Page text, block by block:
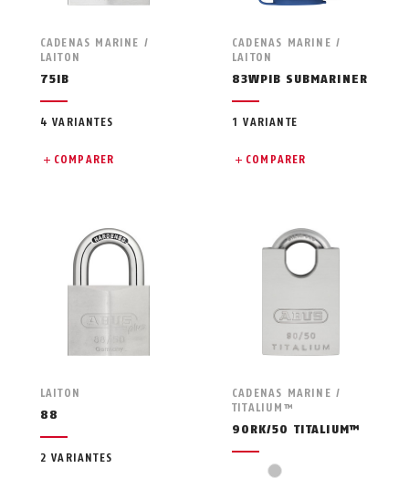
CADENAS MARINE /
LAITON
75IB
4 VARIANTES
COMPARER
CADENAS MARINE /
LAITON
83WPIB SUBMARINER
1 VARIANTE
COMPARER
LAITON
88
2 VARIANTES
CADENAS MARINE /
TITALIUM™
90RK/50 TITALIUM™
argent